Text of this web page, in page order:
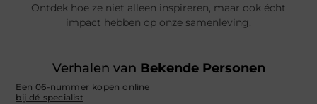
Ontdek hoe ze niet alleen inspireren, maar ook écht
impact hebben op onze samenleving.
Verhalen van Bekende Personen
Een 06-nummer kopen online
bij dé specialist